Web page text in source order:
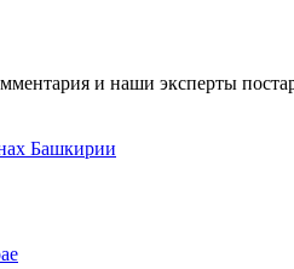
и наши эксперты
Башкирии